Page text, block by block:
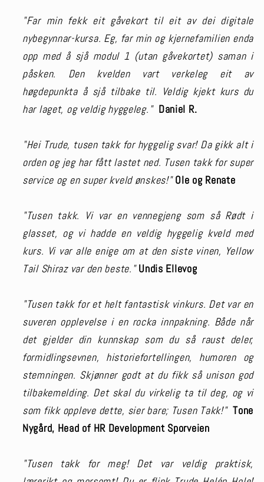
"Far min fekk eit gåvekort til eit av dei digitale
nybegynnar-kursa. Eg, far min og kjernefamilien enda
opp med å sjå modul 1 (utan gåvekortet) saman i
påsken. Den kvelden vart verkeleg eit av
høgdepunkta å sjå tilbake til. Veldig kjekt kurs du
har laget, og veldig hyggeleg." Daniel R.
"Hei Trude, tusen takk for hyggelig svar! Da gikk alt i
orden og jeg har fått lastet ned. Tusen takk for super
service og en super kveld ønskes!" Ole og Renate
"Tusen takk. Vi var en vennegjeng som så Rødt i
glasset, og vi hadde en veldig hyggelig kveld med
kurs. Vi var alle enige om at den siste vinen, Yellow
Tail Shiraz var den beste."Undis Ellevog
"Tusen takk for et helt fantastisk vinkurs. Det var en
suveren opplevelse i en rocka innpakning. Både når
det gjelder din kunnskap som du så raust deler,
formidlingsevnen, historiefortellingen, humoren og
stemningen. Skjønner godt at du fikk så unison god
tilbakemelding. Det skal du virkelig ta til deg, og vi
som fikk oppleve dette, sier bare; Tusen Takk!"Tone
Nygård, Head of HR Development Sporveien
"Tusen takk for meg! Det var veldig praktisk,